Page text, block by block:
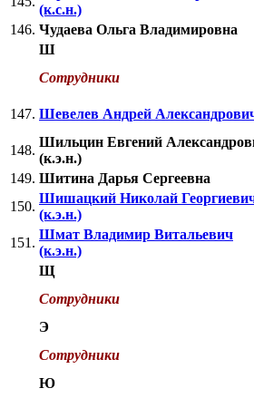
(к.с.н.)
146. Чудаева Ольга Владимировна
Ш
Сотрудники
147. Шевелев Андрей
148.
Шильцин Евгений
(к.э.н.)
149. Шитина Дарья Сергеевна
150.
Шишацкий Николай
(к.э.н.)
151.
Шмат Владимир Витальевич
(к.э.н.)
Щ
Сотрудники
Э
Сотрудники
Ю